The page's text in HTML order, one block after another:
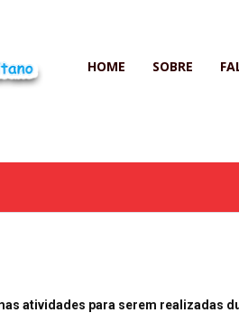
HOME SOBRE
atividades para serem realizadas